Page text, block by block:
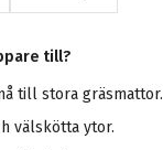
till?
till stora gräsmattor.
välskötta ytor.